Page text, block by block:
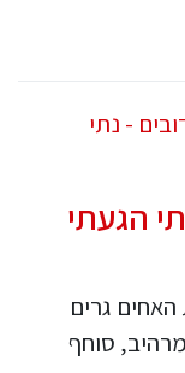
הגעתי
גרים
סוחף